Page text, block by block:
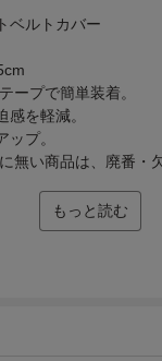
ベルトカバー
ープで簡単装着。
感を軽減。
プ。
無い商品は、廃番・
もっと読む